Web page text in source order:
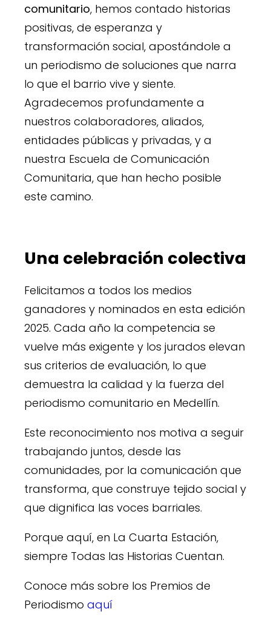
comunitario, hemos contado historias
positivas, de esperanza y
transformación social, apostándole a
un periodismo de soluciones que narra
lo que el barrio vive y siente.
Agradecemos profundamente a
nuestros colaboradores, aliados,
entidades públicas y privadas, y a
nuestra Escuela de Comunicación
Comunitaria, que han hecho posible
este camino.
Una celebración colectiva
Felicitamos a todos los medios
ganadores y nominados en esta edición
2025. Cada año la competencia se
vuelve más exigente y los jurados elevan
sus criterios de evaluación, lo que
demuestra la calidad y la fuerza del
periodismo comunitario en Medellín.
Este reconocimiento nos motiva a seguir
trabajando juntos, desde las
comunidades, por la comunicación que
transforma, que construye tejido social y
que dignifica las voces barriales.
Porque aquí, en La Cuarta Estación,
siempre Todas las Historias Cuentan.
Conoce más sobre los Premios de
Periodismo aquí